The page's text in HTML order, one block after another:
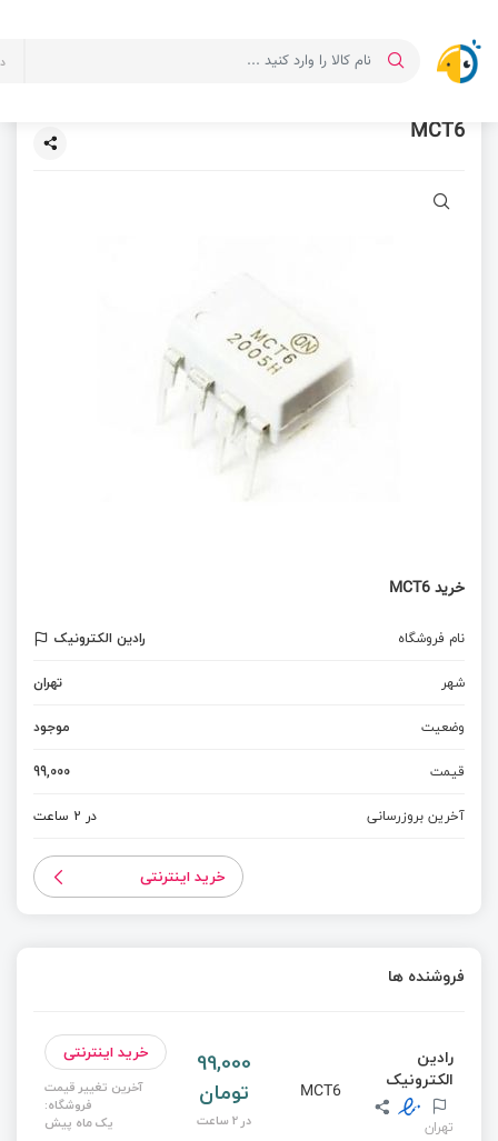
MCT6
خرید MCT6
نام فروشگاه
رادین الکترونیک
شهر
تهران
وضعیت
موجود
قیمت
99,000
آخرین بروزرسانی
در 2 ساعت
خرید اینترنتی
فروشنده ها
رادین
الکترونیک
تهران
MCT6
99,000
تومان
در 2 ساعت
خرید اینترنتی
آخرین تغییر قیمت
فروشگاه:
یک ماه پیش